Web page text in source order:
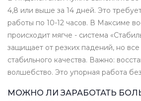
4,8 или выше за 14 дней. Это
работы по 10-12 часов. В Максиме
происходит мягче - система
защищает от резких падений, но
стабильного качества. Важно:
волшебство. Это упорная работа
МОЖНО ЛИ ЗАРАБОТАТЬ